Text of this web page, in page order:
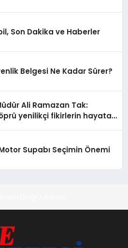
Son Dakika ve Haberler
Belgesi Ne Kadar Sürer?
Ali Ramazan Tak:
yenilikçi fikirlerin hayata
Supabı Seçimin Önemi